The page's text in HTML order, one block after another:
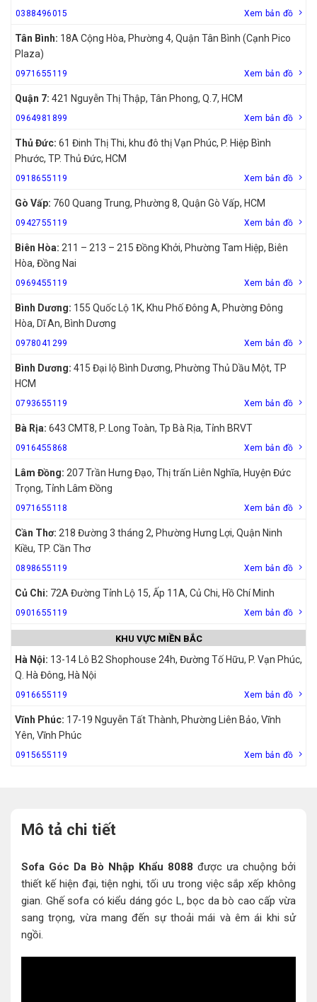
0388496015 Xem bản đồ
Tân Bình: 18A Cộng Hòa, Phường 4, Quận Tân Bình (Cạnh Pico
Plaza)
0971655119 Xem bản đồ
Quận 7: 421 Nguyễn Thị Thập, Tân Phong, Q.7, HCM
0964981899 Xem bản đồ
Thủ Đức: 61 Đinh Thị Thi, khu đô thị Vạn Phúc, P. Hiệp Bình
Phước, TP. Thủ Đức, HCM
0918655119 Xem bản đồ
Gò Vấp: 760 Quang Trung, Phường 8, Quận Gò Vấp, HCM
0942755119 Xem bản đồ
Biên Hòa: 211 – 213 – 215 Đồng Khởi, Phường Tam Hiệp, Biên
Hòa, Đồng Nai
0969455119 Xem bản đồ
Bình Dương: 155 Quốc Lộ 1K, Khu Phố Đông A, Phường Đông
Hòa, Dĩ An, Bình Dương
0978041299 Xem bản đồ
Bình Dương: 415 Đại lộ Bình Dương, Phường Thủ Dầu Một, TP
HCM
0793655119 Xem bản đồ
Bà Rịa: 643 CMT8, P. Long Toàn, Tp Bà Rịa, Tỉnh BRVT
0916455868 Xem bản đồ
Lâm Đồng: 207 Trần Hưng Đạo, Thị trấn Liên Nghĩa, Huyện Đức
Trọng, Tỉnh Lâm Đồng
0971655118 Xem bản đồ
Cần Thơ: 218 Đường 3 tháng 2, Phường Hưng Lợi, Quận Ninh
Kiều, TP. Cần Thơ
0898655119 Xem bản đồ
Củ Chi: 72A Đường Tỉnh Lộ 15, Ấp 11A, Củ Chi, Hồ Chí Minh
0901655119 Xem bản đồ
KHU VỰC MIỀN BẮC
Hà Nội: 13-14 Lô B2 Shophouse 24h, Đường Tố Hữu, P. Vạn Phúc,
Q. Hà Đông, Hà Nội
0916655119 Xem bản đồ
Vĩnh Phúc: 17-19 Nguyễn Tất Thành, Phường Liên Bảo, Vĩnh
Yên, Vĩnh Phúc
0915655119 Xem bản đồ
Mô tả chi tiết
Sofa Góc Da Bò Nhập Khẩu 8088 được ưa chuộng bởi
thiết kế hiện đại, tiện nghi, tối ưu trong việc sắp xếp không
gian. Ghế sofa có kiểu dáng góc L, bọc da bò cao cấp vừa
sang trọng, vừa mang đến sự thoải mái và êm ái khi sử
ngồi.